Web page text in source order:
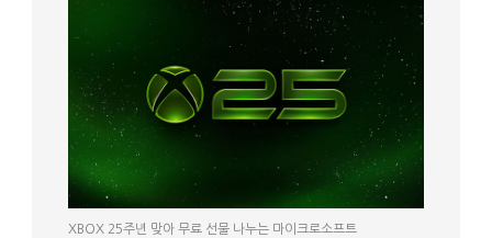
XBOX 25주년 맞아 무료 선물 나누는 마이크로소프트